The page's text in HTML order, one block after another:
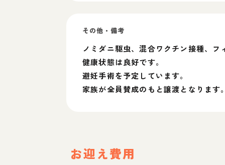
その他・備考
ノミダニ駆虫、混合ワクチン接種、フ
健康状態は良好です。
避妊手術を予定しています。
家族が全員賛成のもと譲渡となります。
お迎え費用